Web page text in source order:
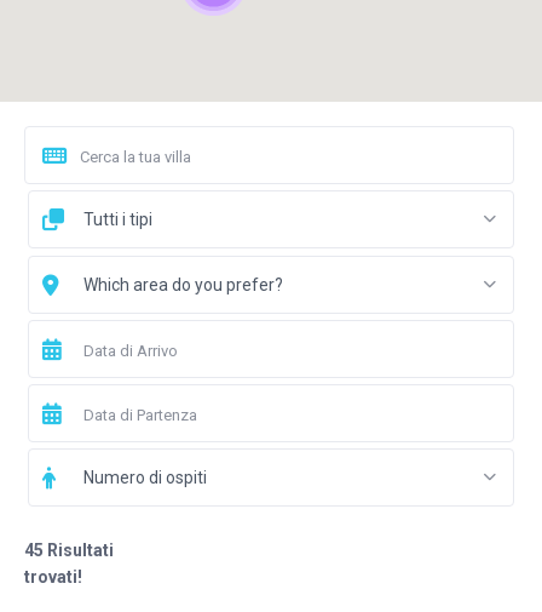
Tutti i tipi
Which area do you prefer?
Numero di ospiti
45 Risultati
trovati!